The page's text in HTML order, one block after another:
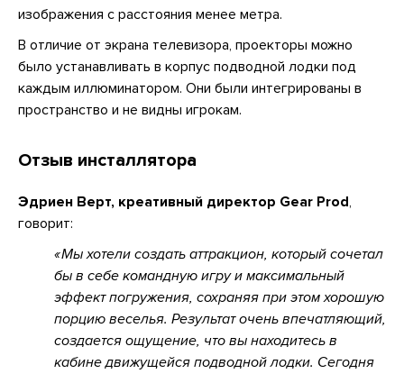
изображения с расстояния менее метра.
В отличие от экрана телевизора, проекторы можно
было устанавливать в корпус подводной лодки под
каждым иллюминатором. Они были интегрированы в
пространство и не видны игрокам.
Отзыв инсталлятора
Эдриен Верт, креативный директор Gear Prod,
говорит:
Мы хотели создать аттракцион, который сочетал
бы в себе командную игру и максимальный
эффект погружения, сохраняя при этом хорошую
порцию веселья. Результат очень впечатляющий,
создается ощущение, что вы находитесь в
кабине движущейся подводной лодки. Сегодня